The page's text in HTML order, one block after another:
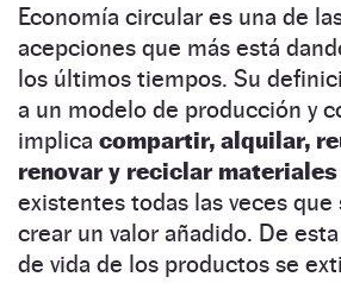
Economía circular es una de
acepciones que más está
los últimos tiempos. Su
a un modelo de producción y
implica compartir, alquilar,
renovar y reciclar materiales
existentes todas las veces que
crear un valor añadido. De
de vida de los productos se